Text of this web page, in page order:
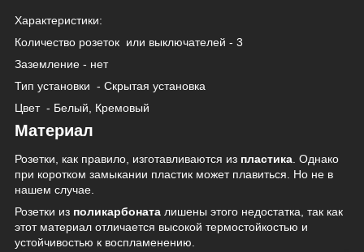
Характеристики:
Количество розеток или выключателей - 3
Заземление - нет
Тип установки - Скрытая установка
Цвет- Белый, Кремовый
Материал
Розетки, как правило, изготавливаются из пластика. Однако
при коротком замыкании пластик может плавиться. Но не в
нашем случае.
Розетки из поликарбоната лишены этого недостатка, так как
этот материал отличается высокой термостойкостью и
устойчивостью к воспламенению.